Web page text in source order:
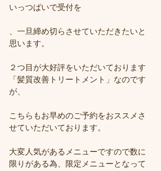
いっつぱいで受付を
、一旦締め切らさせていただきたいと
思います。
２つ目が大好評をいただいております
「髪質改善トリートメント」なのです
が、
こちらもお早めのご予約をおススメさ
せていただいております。
大変人気があるメニューですので数に
限りがある為、限定メニューとなって